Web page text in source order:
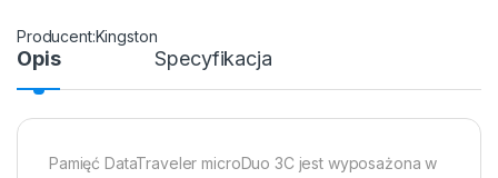
Kingston
Opis Specyfikacja
Pamięć DataTraveler microDuo 3C jest wyposażona w